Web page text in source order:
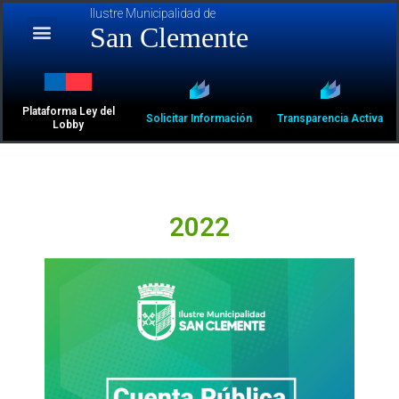
Ilustre Municipalidad de
San Clemente
Plataforma Ley del
Lobby
Solicitar Información Transparencia Activa
2022